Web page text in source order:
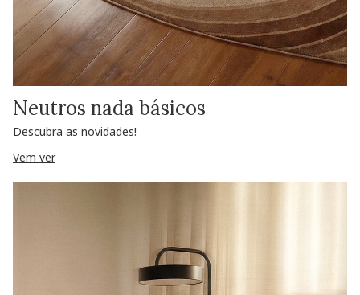
Neutros nada básicos
Descubra as novidades!
Vem ver